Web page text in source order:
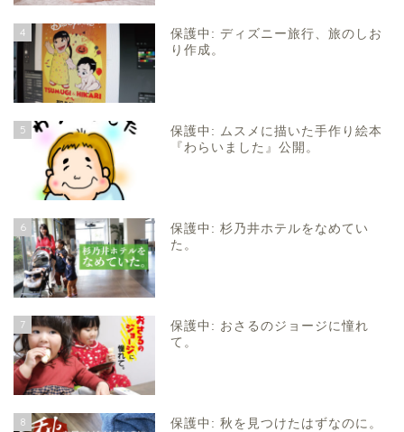
4
保護中: ディズニー旅行、旅のしお
り作成。
5
保護中: ムスメに描いた手作り絵本
『わらいました』公開。
6
保護中: 杉乃井ホテルをなめてい
た。
7
保護中: おさるのジョージに憧れ
て。
8 保護中: 秋を見つけたはずなのに。